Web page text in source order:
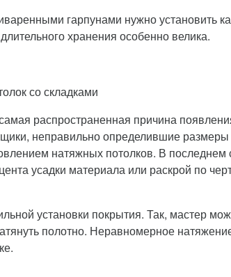
гарпунами нужно установить
хранения особенно велика.
со складками
распространенная причина
неправильно определившие размеры
натяжных потолков. В последнем
усадки материала или раскрой по
установки покрытия. Так, мастер
полотно. Неравномерное